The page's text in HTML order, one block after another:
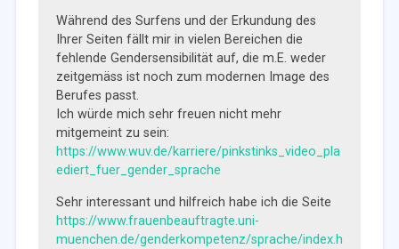
Während des Surfens und der Erkundung des
Ihrer Seiten fällt mir in vielen Bereichen die
fehlende Gendersensibilität auf, die m.E. weder
zeitgemäss ist noch zum modernen Image des
Berufes passt.
Ich würde mich sehr freuen nicht mehr
mitgemeint zu sein:
https://www.wuv.de/karriere/pinkstinks_video_pla
ediert_fuer_gender_sprache
Sehr interessant und hilfreich habe ich die Seite
https://www.frauenbeauftragte.uni-
muenchen.de/genderkompetenz/sprache/index.h